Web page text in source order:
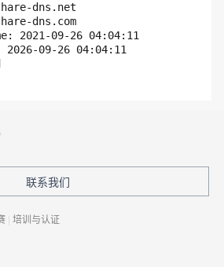
dns.net
dns.com
2021-09-26 04:04:11
09-26 04:04:11
联系我们
| 培训与认证